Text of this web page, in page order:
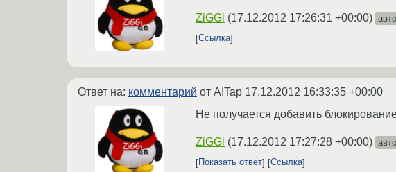
ZiGGi (17.12.2012 17:26:31 +00:00)
Ссылка
Ответ на: комментарий от AITap 17.12.2012 16:33:35 +00:00
Не получается добавить
ZiGGi (17.12.2012 17:27:28 +00:00)
Показать ответ
Ссылка